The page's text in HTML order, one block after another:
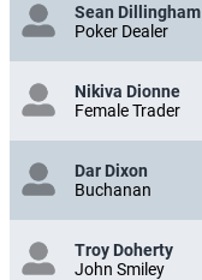
Sean Dillingham
Poker Dealer
Nikiva Dionne
Female Trader
Dar Dixon
Buchanan
Troy Doherty
John Smiley